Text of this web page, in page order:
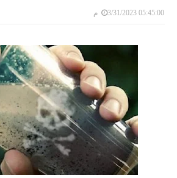
3/31/2023 05:45:00 م